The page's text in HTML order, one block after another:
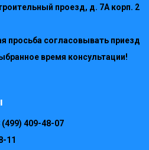
проезд, д. 7А корп. 2
просьба согласовывать приезд
время консультации!
(499) 409-48-07
11